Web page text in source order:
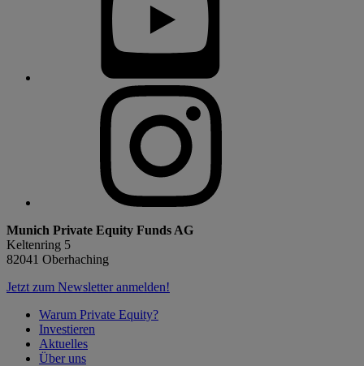
Munich Private Equity Funds AG
Keltenring 5
82041 Oberhaching
Jetzt zum Newsletter anmelden!
Warum Private Equity?
Investieren
Aktuelles
Über uns